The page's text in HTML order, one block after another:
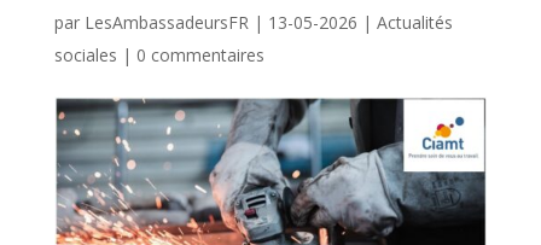
par LesAmbassadeursFR| 13-05-2026 | Actualités
sociales | 0 commentaires